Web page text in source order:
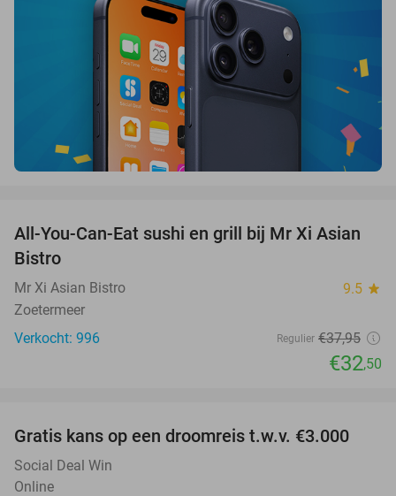
14%
All-You-Can-Eat sushi en grill bij Mr Xi Asian
Bistro
Mr Xi Asian Bistro 9.5 star
Zoetermeer
Verkocht: 996
Regulier €37,95
€32,50
Gratis kans op een droomreis t.w.v. €3.000
Social Deal Win
Online